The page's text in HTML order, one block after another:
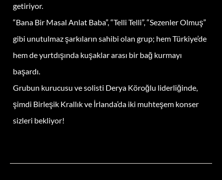
getiriyor.
“Bana Bir Masal Anlat Baba”, “Telli Telli”, “Sezenler Olmuş”
gibi unutulmaz şarkıların sahibi olan grup; hem Türkiye’de
hem de yurtdışında kuşaklar arası bir bağ kurmayı
başardı.
Grubun kurucusu ve solisti Derya Köroğlu liderliğinde,
şimdi Birleşik Krallık ve İrlanda’da iki muhteşem konser
sizleri bekliyor!